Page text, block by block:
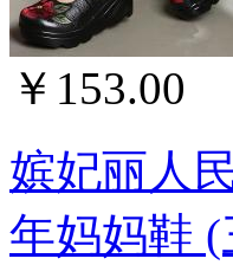
￥153.00
嫔妃丽人
年妈妈鞋 (